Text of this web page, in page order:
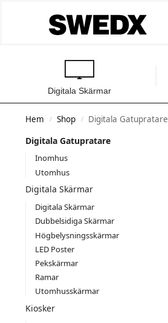
Digitala Skärmar
Hem / Shop / Digitala Gatupratare
Digitala Gatupratare
Inomhus
Utomhus
Digitala Skärmar
Digitala Skärmar
Dubbelsidiga Skärmar
Högbelysningsskärmar
LED Poster
Pekskärmar
Ramar
Utomhusskärmar
Kiosker